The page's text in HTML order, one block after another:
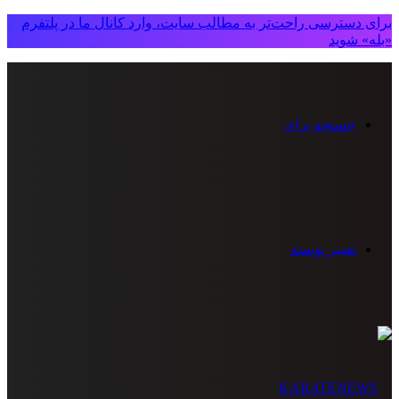
برای دسترسی راحت‌تر به مطالب سایت، وارد کانال ما در پلتفرم
«بله» شوید
جستجو برای
تغییر پوسته